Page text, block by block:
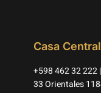
Casa Central
+598 462 32 222
33 Orientales